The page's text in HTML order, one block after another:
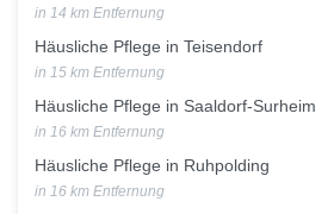
in 14 km Entfernung
Häusliche Pflege in Teisendorf
in 15 km Entfernung
Häusliche Pflege in Saaldorf-Surheim
in 16 km Entfernung
Häusliche Pflege in Ruhpolding
in 16 km Entfernung